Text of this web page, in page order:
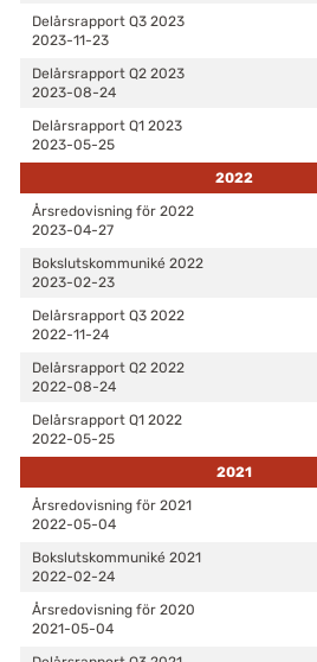
Delårsrapport Q3 2023
2023-11-23
Delårsrapport Q2 2023
2023-08-24
Delårsrapport Q1 2023
2023-05-25
2022
Årsredovisning för 2022
2023-04-27
Bokslutskommuniké 2022
2023-02-23
Delårsrapport Q3 2022
2022-11-24
Delårsrapport Q2 2022
2022-08-24
Delårsrapport Q1 2022
2022-05-25
2021
Årsredovisning för 2021
2022-05-04
Bokslutskommuniké 2021
2022-02-24
Årsredovisning för 2020
2021-05-04